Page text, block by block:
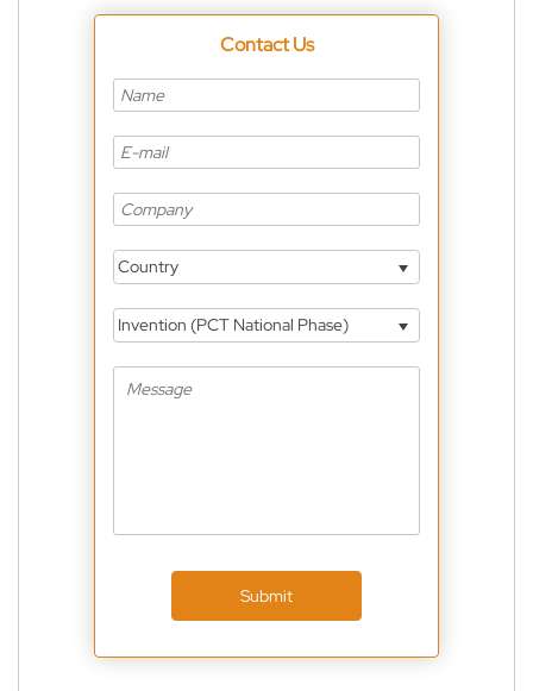
Contact Us
Country
Invention (PCT National Phase)
Submit